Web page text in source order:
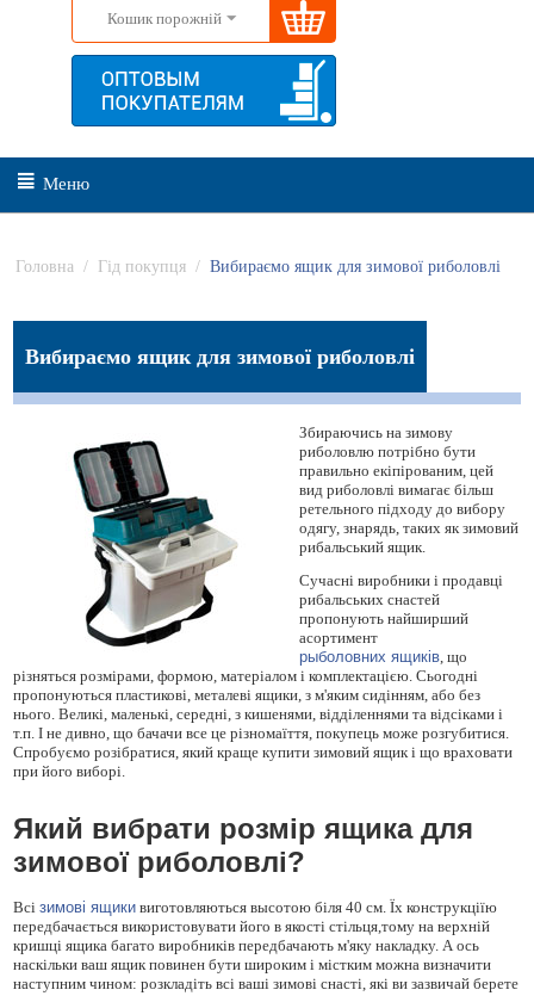
Кошик порожній
Меню
Головна / Гід покупця / Вибираємо ящик для зимової риболовлі
Вибираємо ящик для зимової риболовлі
Збираючись на зимову
риболовлю потрібно бути
правильно екіпірованим, цей
вид риболовлі вимагає більш
ретельного підходу до вибору
одягу, знарядь, таких як зимовий
рибальський ящик.
Сучасні виробники і продавці
рибальських снастей
пропонують найширший
асортимент
рыболовних ящиків , що
різняться розмірами, формою, матеріалом і комплектацією. Сьогодні
пропонуються пластикові, металеві ящики, з м'яким сидінням, або без
нього. Великі, маленькі, середні, з кишенями, відділеннями та відсіками і
т.п. І не дивно, що бачачи все це різномаїття, покупець може розгубитися.
Спробуємо розібратися, який краще купити зимовий ящик і що враховати
при його виборі.
Який вибрати розмір ящика для
зимової риболовлі?
Всізимові ящики виготовляються высотою біля 40 см. Їх конструкціїю
передбачається використовувати його в якості стільця,тому на верхній
кришці ящика багато виробників передбачають м'яку накладку. А ось
наскільки ваш ящик повинен бути широким і містким можна визначити
наступним чином: розкладіть всі ваші зимові снасті, які ви зазвичай берете